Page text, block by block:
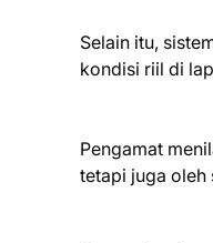
Selain itu,
kondisi riil di
Pengamat
tetapi juga oleh